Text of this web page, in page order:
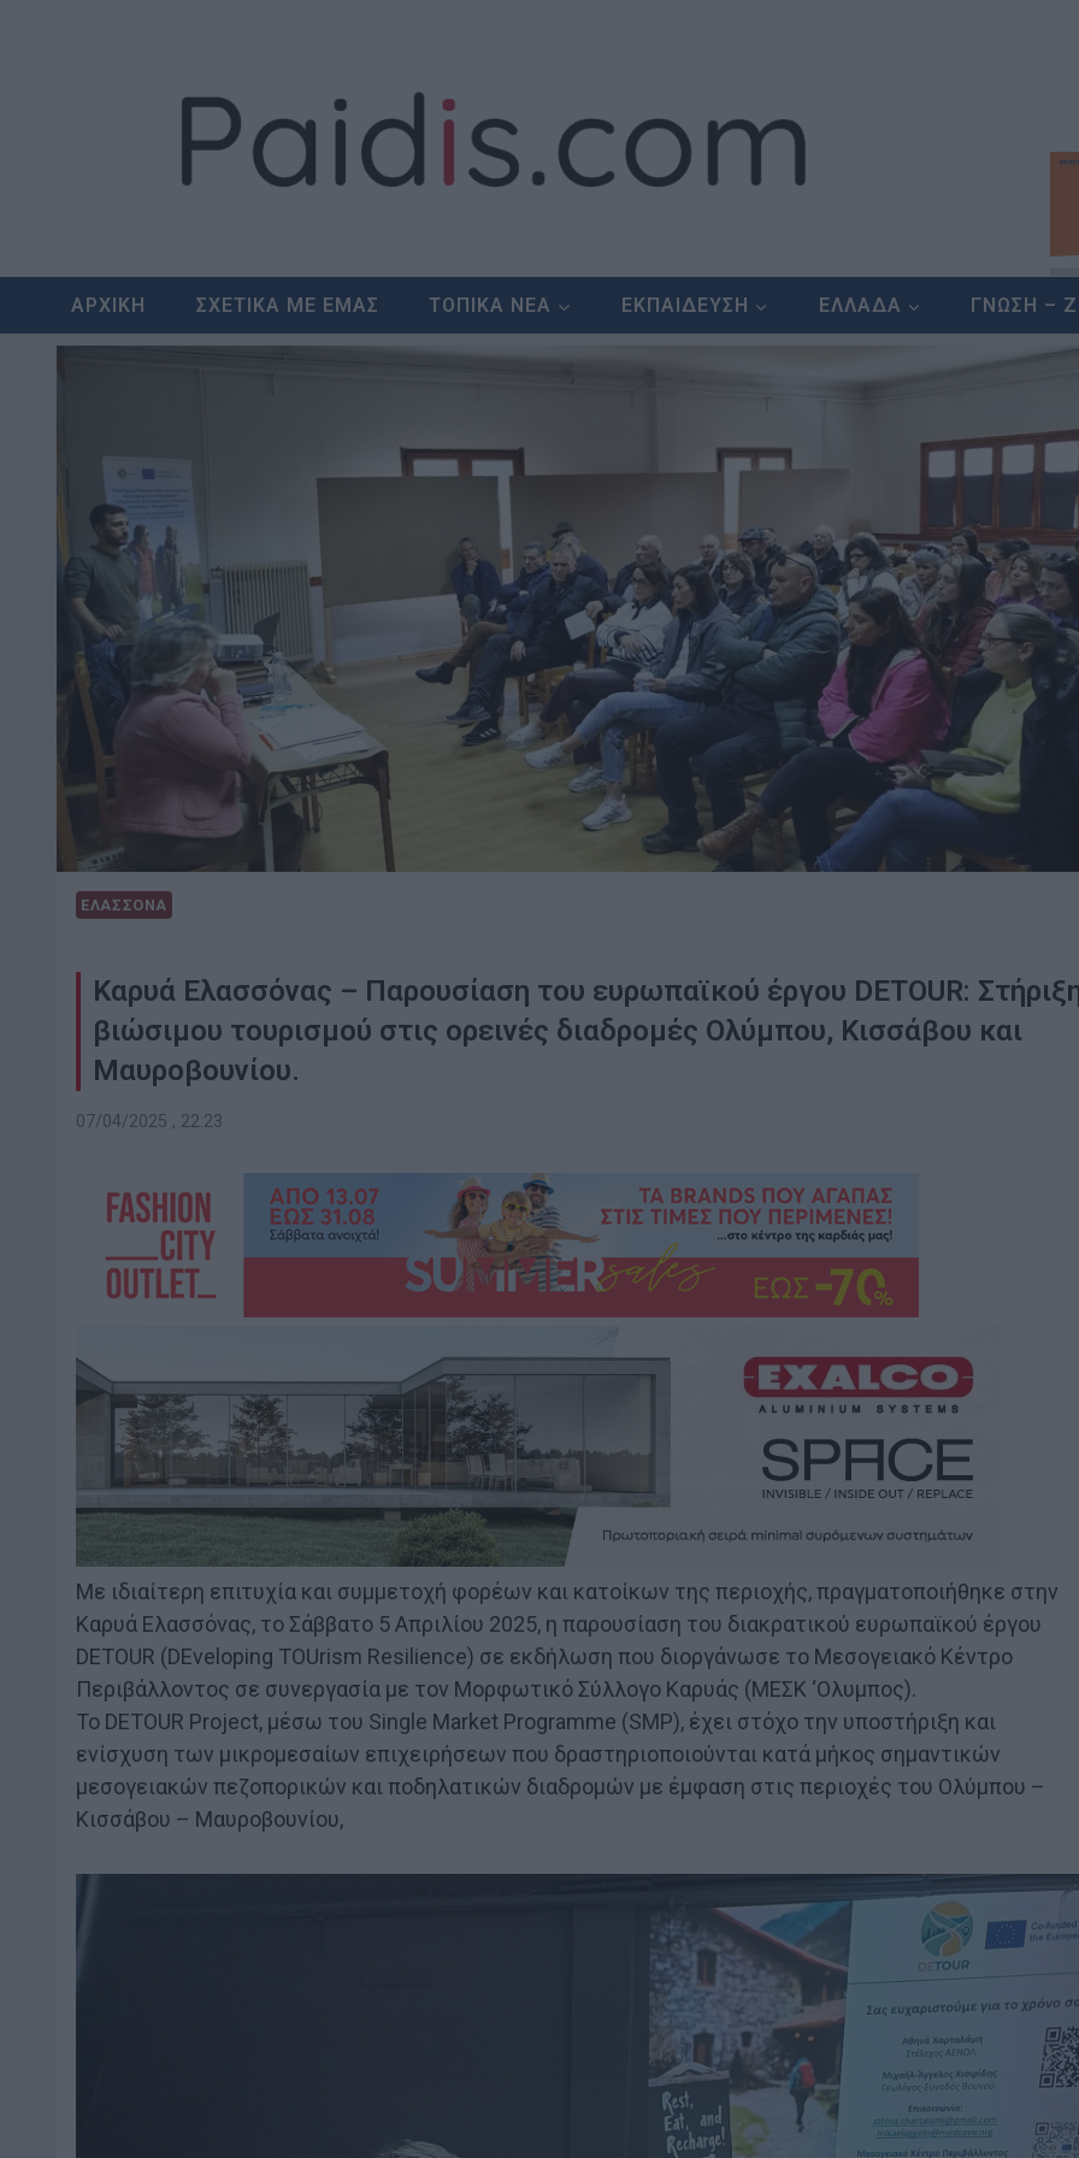
ΑΡΧΙΚΗ ΣΧΕΤΙΚΑ ΜΕ ΕΜΑΣ ΤΟΠΙΚΑ ΝΕΑ ΕΚΠΑΙΔΕΥΣΗ ΕΛΛΑΔΑ ΓΝΩΣΗ –
ΕΛΑΣΣΟΝΑ
Καρυά Ελασσόνας – Παρουσίαση του ευρωπαϊκού έργου DETOUR:
βιώσιμου τουρισμού στις ορεινές διαδρομές Ολύμπου, Κισσάβου και
Μαυροβουνίου.
07/04/2025 , 22:23
Με ιδιαίτερη επιτυχία και συμμετοχή φορέων και κατοίκων της περιοχής, πραγματοποιήθηκε στην
Καρυά Ελασσόνας, το Σάββατο 5 Απριλίου 2025, η παρουσίαση του διακρατικού ευρωπαϊκού έργου
DETOUR (DEveloping TOUrism Resilience) σε εκδήλωση που διοργάνωσε το Μεσογειακό Κέντρο
Περιβάλλοντος σε συνεργασία με τον Μορφωτικό Σύλλογο Καρυάς (ΜΕΣΚ ‘Ολυμπος).
Το DETOUR Project, μέσω του Single Market Programme (SMP), έχει στόχο την υποστήριξη και
ενίσχυση των μικρομεσαίων επιχειρήσεων που δραστηριοποιούνται κατά μήκος σημαντικών
μεσογειακών πεζοπορικών και ποδηλατικών διαδρομών με έμφαση στις περιοχές του Ολύμπου –
Κισσάβου – Μαυροβουνίου,